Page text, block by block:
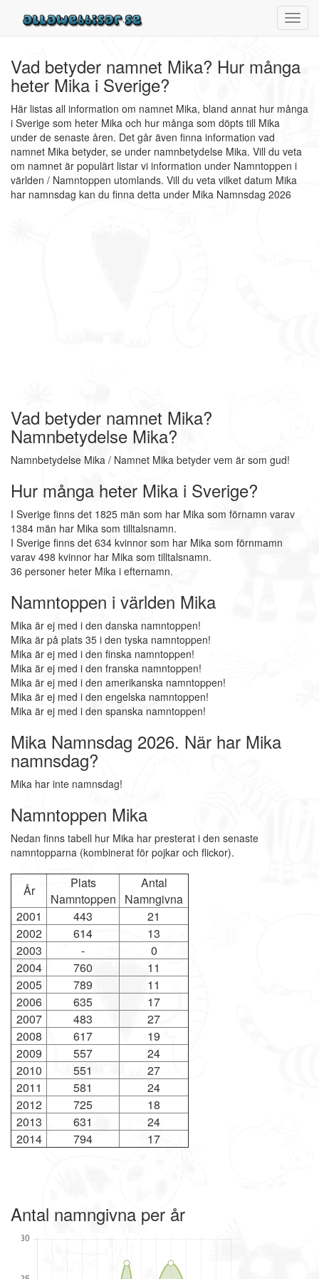
Vad betyder namnet Mika? Hur många
heter Mika i Sverige?
Här listas all information om namnet Mika, bland annat hur många
i Sverige som heter Mika och hur många som döpts till Mika
under de senaste åren. Det går även finna information vad
namnet Mika betyder, se under namnbetydelse Mika. Vill du veta
om namnet är populärt listar vi information under Namntoppen i
världen / Namntoppen utomlands. Vill du veta vilket datum Mika
har namnsdag kan du finna detta under Mika Namnsdag 2026
Vad betyder namnet Mika?
Namnbetydelse Mika?
Namnbetydelse Mika / Namnet Mika betyder vem är som gud!
Hur många heter Mika i Sverige?
I Sverige finns det 1825 män som har Mika som förnamn varav
1384 män har Mika som tilltalsnamn.
I Sverige finns det 634 kvinnor som har Mika som förnmamn
varav 498 kvinnor har Mika som tilltalsnamn.
36 personer heter Mika i efternamn.
Namntoppen i världen Mika
Mika är ej med i den danska namntoppen!
Mika är på plats 35 i den tyska namntoppen!
Mika är ej med i den finska namntoppen!
Mika är ej med i den franska namntoppen!
Mika är ej med i den amerikanska namntoppen!
Mika är ej med i den engelska namntoppen!
Mika är ej med i den spanska namntoppen!
Mika Namnsdag 2026. När har Mika
namnsdag?
Mika har inte namnsdag!
Namntoppen Mika
Nedan finns tabell hur Mika har presterat i den senaste
namntopparna (kombinerat för pojkar och flickor).
År
Plats
Namntoppen
Antal
Namngivna
2001
443
21
2002
614
13
2003
-
0
2004
760
11
2005
789
11
2006
635
17
2007
483
27
2008
617
19
2009
557
24
2010
551
27
2011
581
24
2012
725
18
2013
631
24
2014
794 17
Antal namngivna per år